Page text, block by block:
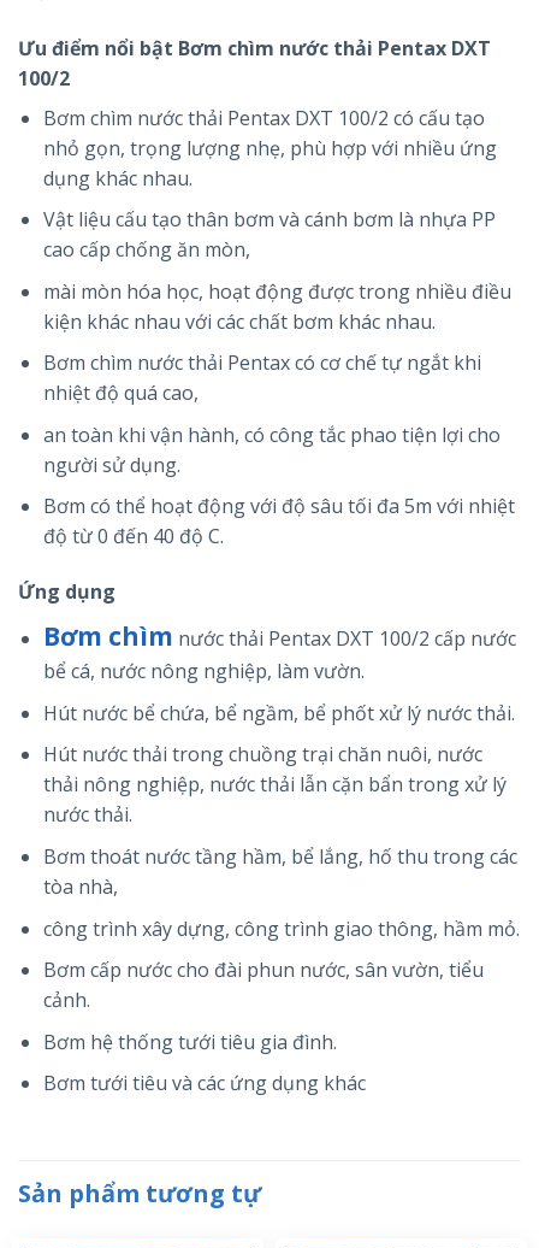
Ưu điểm nổi bật Bơm chìm nước thải Pentax DXT
100/2
Bơm chìm nước thải Pentax DXT 100/2 có cấu tạo
nhỏ gọn, trọng lượng nhẹ, phù hợp với nhiều ứng
dụng khác nhau.
Vật liệu cấu tạo thân bơm và cánh bơm là nhựa PP
cao cấp chống ăn mòn,
mài mòn hóa học, hoạt động được trong nhiều điều
kiện khác nhau với các chất bơm khác nhau.
Bơm chìm nước thải Pentax có cơ chế tự ngắt khi
nhiệt độ quá cao,
an toàn khi vận hành, có công tắc phao tiện lợi cho
người sử dụng.
Bơm có thể hoạt động với độ sâu tối đa 5m với nhiệt
độ từ 0 đến 40 độ C.
Ứng dụng
Bơm chìm nước thải Pentax DXT 100/2 cấp nước
bể cá, nước nông nghiệp, làm vườn.
Hút nước bể chứa, bể ngầm, bể phốt xử lý nước thải.
Hút nước thải trong chuồng trại chăn nuôi, nước
thải nông nghiệp, nước thải lẫn cặn bẩn trong xử lý
nước thải.
Bơm thoát nước tầng hầm, bể lắng, hố thu trong các
tòa nhà,
công trình xây dựng, công trình giao thông, hầm mỏ.
Bơm cấp nước cho đài phun nước, sân vườn, tiểu
cảnh.
Bơm hệ thống tưới tiêu gia đình.
Bơm tưới tiêu và các ứng dụng khác
Sản phẩm tương tự